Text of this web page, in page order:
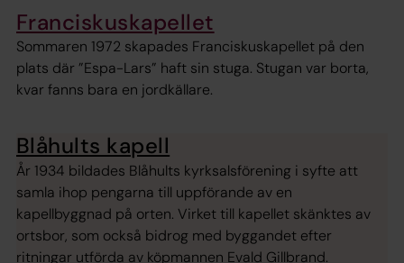
Franciskuskapellet
Sommaren 1972 skapades Franciskuskapellet på den
plats där ”Espa-Lars” haft sin stuga. Stugan var borta,
kvar fanns bara en jordkällare.
Blåhults kapell
År 1934 bildades Blåhults kyrksalsförening i syfte att
samla ihop pengarna till uppförande av en
kapellbyggnad på orten. Virket till kapellet skänktes av
ortsbor, som också bidrog med byggandet efter
ritningar utförda av köpmannen Evald Gillbrand.